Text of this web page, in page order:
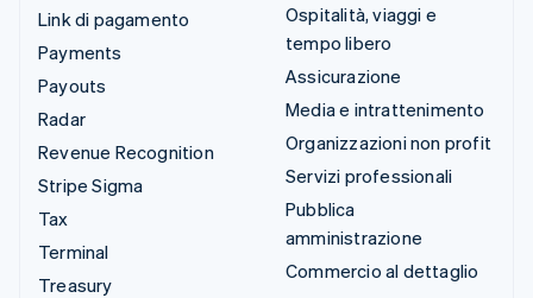
Link di pagamento
Payments
Payouts
Radar
Revenue Recognition
Stripe Sigma
Tax
Terminal
Treasury
Ospitalità, viaggi e
tempo libero
Assicurazione
Media e intrattenimento
Organizzazioni non profit
Servizi professionali
Pubblica
amministrazione
Commercio al dettaglio